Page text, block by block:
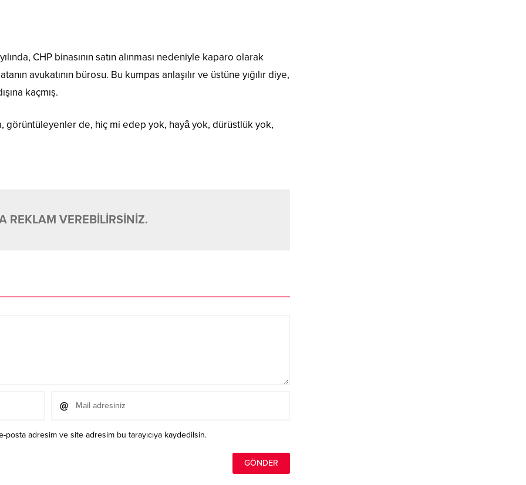
CHP binasının satın alınması nedeniyle kaparo olarak
avukatının bürosu. Bu kumpas anlaşılır ve üstüne yığılır diye,
kaçmış.
görüntüleyenler de, hiç mi edep yok, hayâ yok, dürüstlük yok,
REKLAM VEREBİLİRSİNİZ.
posta adresim ve site adresim bu tarayıcıya kaydedilsin.